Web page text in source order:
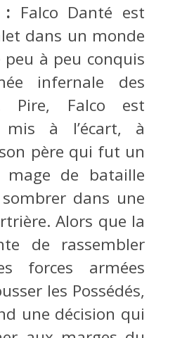
: Falco Danté est
dans un monde
peu à peu conquis
infernale des
Pire, Falco est
mis à l’écart, à
père qui fut un
mage de bataille
dans une
Alors que la
de rassembler
forces armées
les Possédés,
une décision qui